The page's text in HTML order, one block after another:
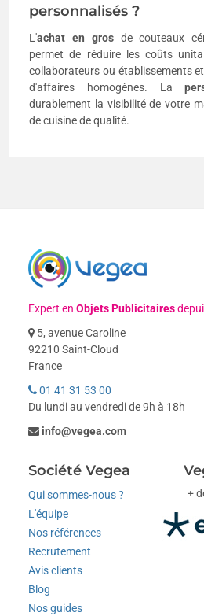
personnalisés ?
L'achat en grosde couteaux
permet de réduire les coûts
collaborateurs ou établissements
d'affaires homogènes. La
durablement la visibilité de votre
de cuisine de qualité.
Expert enObjets Publicitaires
5, avenue Caroline
92210 Saint-Cloud
France
01 41 31 53 00
Du lundi au vendredi de 9h à 18h
info@vegea.com
Société Vegea
Qui sommes-nous ?
L'équipe
Nos références
Recrutement
Avis clients
Blog
Nos guides
+